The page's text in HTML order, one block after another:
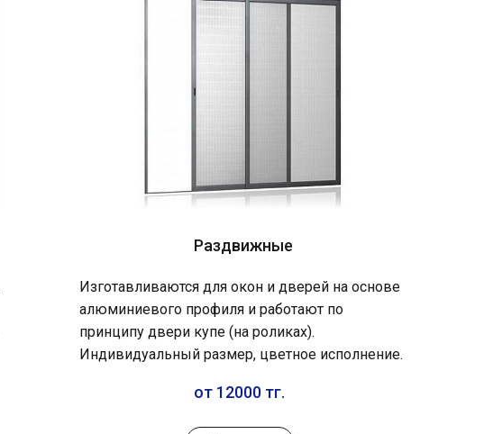
Раздвижные
Изготавливаются для окон и дверей на основе
алюминиевого профиля и работают по
принципу двери купе (на роликах).
Индивидуальный размер, цветное исполнение.
от 12000 тг.